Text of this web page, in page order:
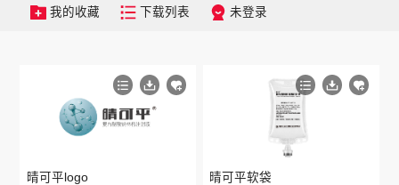
我的收藏 下载列表 未登录
晴可平logo 晴可平软袋